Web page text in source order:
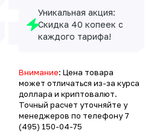
Рассчет лизинга
Уникальная акция:
Скидка 40 копеек с
каждого тарифа!
Внимание: Цена товара
может отличаться из-за курса
доллара и криптовалют.
Точный расчет уточняйте у
менеджеров по телефону7
(495) 150-04-75